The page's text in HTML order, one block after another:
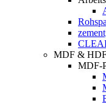
MDF &
MDF-